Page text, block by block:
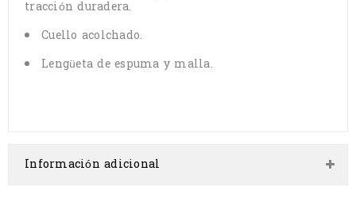
tracción duradera.
Cuello acolchado.
Lengüeta de espuma y malla.
Información adicional